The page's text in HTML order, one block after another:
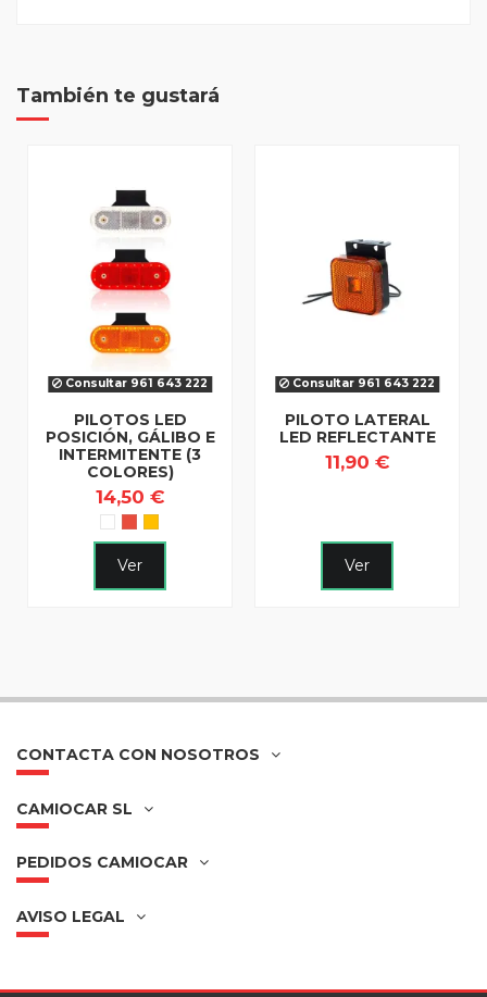
También te gustará
Consultar 961 643 222
PILOTOS LED
POSICIÓN, GÁLIBO E
INTERMITENTE (3
COLORES)
14,50 €
Ver
Consultar 961 643 222
PILOTO LATERAL
LED REFLECTANTE
11,90 €
Ver
CONTACTA CON NOSOTROS
CAMIOCAR SL
PEDIDOS CAMIOCAR
AVISO LEGAL